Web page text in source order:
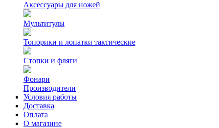
Аксессуары для ножей
Мультитулы
Топорики и лопатки тактические
Стопки и фляги
Фонари
Производители
Условия работы
Доставка
Оплата
О магазине